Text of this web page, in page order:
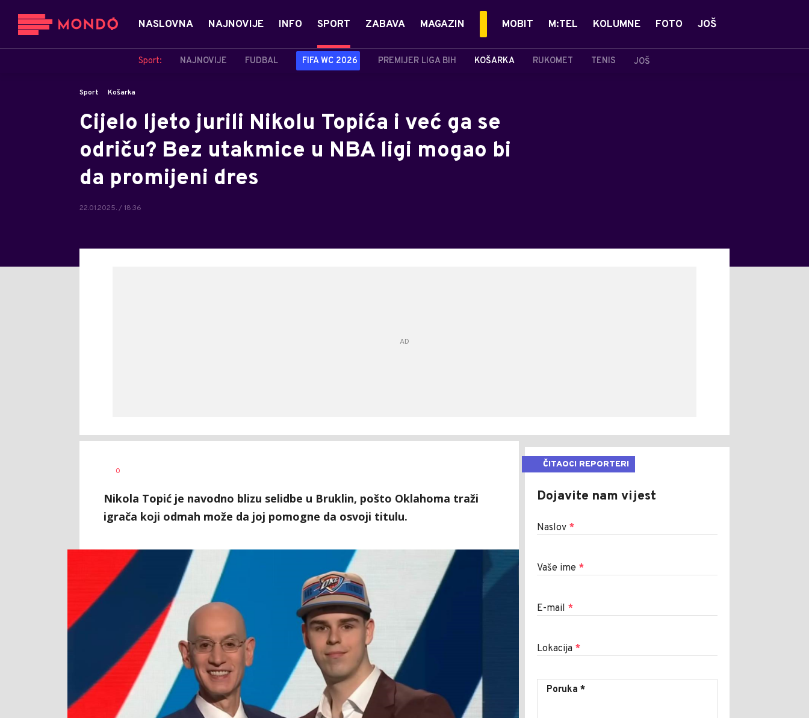
NASLOVNA NAJNOVIJE INFO SPORT
Sport: NAJNOVIJE FUDBAL FIFA WC 2026 PREMIJER LIGA BIH KOŠARKA RUKOMET TENIS JOŠ
ZABAVA MAGAZIN MOBIT M:TEL KOLUMNE FOTO JOŠ
Sport Košarka
Cijelo ljeto jurili Nikolu Topića i već ga se
odriču? Bez utakmice u NBA ligi mogao bi
da promijeni dres
22.01.2025. / 18:36
AUTOR
0
Nikola Topić je navodno blizu selidbe u Bruklin, pošto Oklahoma traži
igrača koji odmah može da joj pomogne da osvoji titulu.
ČITAOCI REPORTERI
Dojavite nam vijest
Naslov *
Vaše ime *
E-mail *
Lokacija *